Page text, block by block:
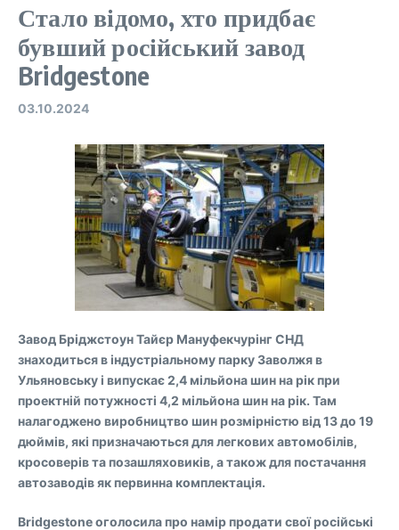
Стало відомо, хто придбає
бувший російський завод
Bridgestone
03.10.2024
Завод Бріджстоун Тайєр Мануфекчурінг СНД
знаходиться в індустріальному парку Заволжя в
Ульяновську і випускає 2,4 мільйона шин на рік при
проектній потужності 4,2 мільйона шин на рік. Там
налагоджено виробництво шин розмірністю від 13 до 19
дюймів, які призначаються для легкових автомобілів,
кросоверів та позашляховиків, а також для постачання
автозаводів як первинна комплектація.
Bridgestone оголосила про намір продати свої російські